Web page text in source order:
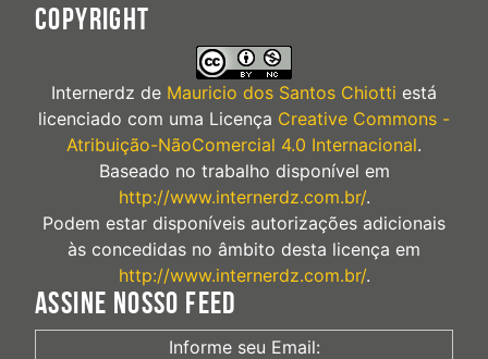
COPYRIGHT
Internerdz de Mauricio dos Santos Chiotti está
licenciado com uma Licença Creative Commons -
Atribuição-NãoComercial 4.0 Internacional.
Baseado no trabalho disponível em
http://www.internerdz.com.br/.
Podem estar disponíveis autorizações adicionais
às concedidas no âmbito desta licença em
http://www.internerdz.com.br/.
ASSINE NOSSO FEED
Informe seu Email: